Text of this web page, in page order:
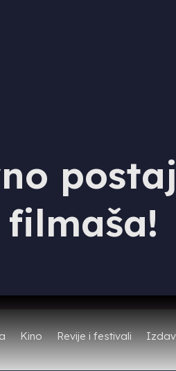
Kino Revije i festivali